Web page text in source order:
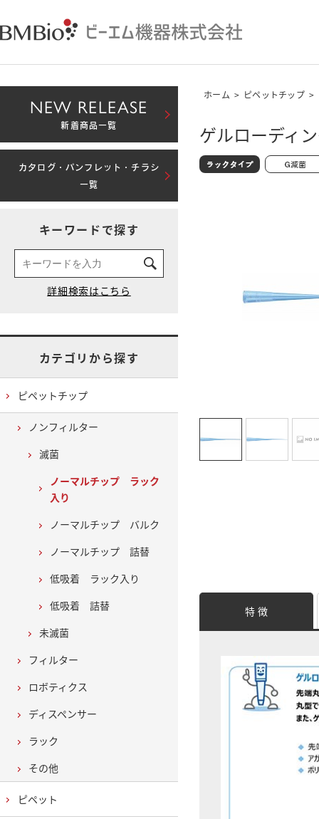
ホーム > ピペットチップ >
ゲルローディ
特 徴
NEW RELEASE
新着商品一覧
カタログ・パンフレット・チラシ
一覧
キーワードで探す
カテゴリから探す
ピペットチップ
ノンフィルター
滅菌
ノーマルチップ ラック
入り
ノーマルチップ バルク
ノーマルチップ 詰替
低吸着 ラック入り
低吸着 詰替
未滅菌
フィルター
ロボティクス
ディスペンサー
ラック
その他
ピペット